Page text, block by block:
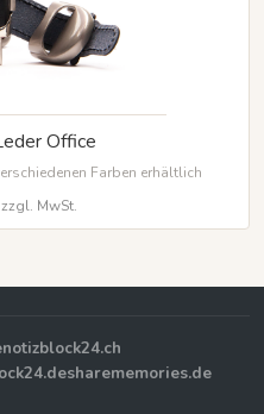
Office
Farben erhältlich
zzgl. MwSt.
notizblock24.ch
sharememories.de